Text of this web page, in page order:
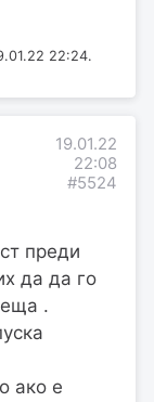
22:24.
19.01.22
22:08
#5524
преди
да да го
.
ако е